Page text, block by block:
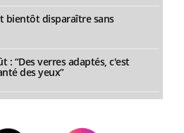
bientôt disparaître sans
: “Des verres adaptés, c'est
des yeux”